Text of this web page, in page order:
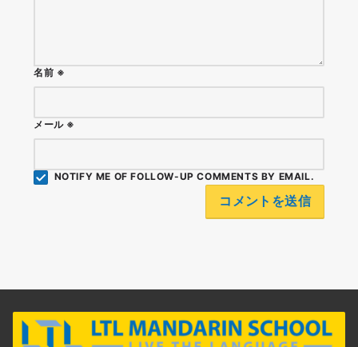
NOTIFY ME OF FOLLOW-UP COMMENTS BY EMAIL.
名前 ※
メール ※